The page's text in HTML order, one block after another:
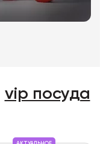
vip посуда